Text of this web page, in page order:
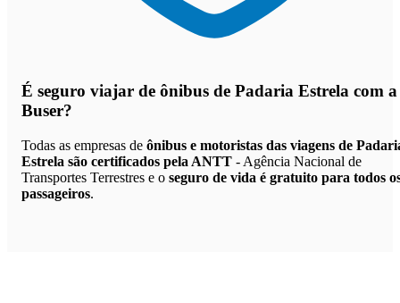
É seguro viajar de ônibus de Padaria Estrela com a
Buser?
Todas as empresas de ônibus e motoristas das viagens de
Estrela são certificados pela ANTT - Agência Nacional de
Transportes Terrestres e o seguro de vida é gratuito para todos
passageiros.